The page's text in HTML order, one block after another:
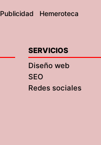
Publicidad Hemeroteca
SERVICIOS
Diseño web
SEO
Redes sociales